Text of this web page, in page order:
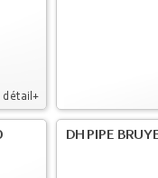
détail+
DH PIPE